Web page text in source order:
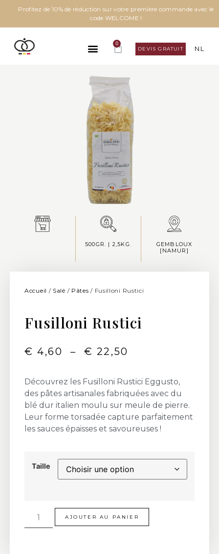
Profitez de 10% de réduction sur votre première commande avec le
code WELCOME !
0
DEVIS GRATUIT NL
500GR. | 2,5KG.
GEMBLOUX
[NAMUR]
Accueil / Salé / Pâtes / Fusilloni Rustici
Fusilloni Rustici
€ 4,60 – € 22,50
Découvrez les Fusilloni Rustici Eggusto,
des pâtes artisanales fabriquées avec du
blé dur italien moulu sur meule de pierre.
Leur forme torsadée capture parfaitement
les sauces épaisses et savoureuses !
Taille
AJOUTER AU PANIER